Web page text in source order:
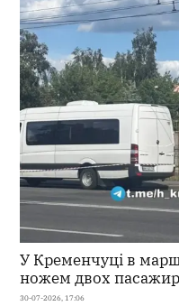
У Кременчуці в
ножем двох
30-07-2026, 17:06